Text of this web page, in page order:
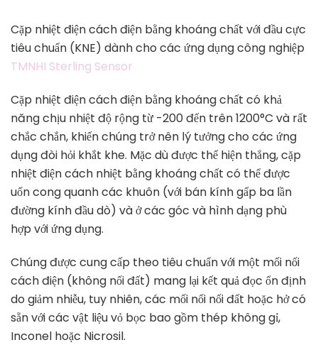
Cặp nhiệt điện cách điện bằng khoáng chất với đầu cực
tiêu chuẩn (KNE) dành cho các ứng dụng công nghiệp
TMNHI Sterling Sensor
Cặp nhiệt điện cách điện bằng khoáng chất có khả
năng chịu nhiệt độ rộng từ -200 đến trên 1200°C và rất
chắc chắn, khiến chúng trở nên lý tưởng cho các ứng
dụng đòi hỏi khắt khe. Mặc dù được thể hiện thẳng, cặp
nhiệt điện cách nhiệt bằng khoáng chất có thể được
uốn cong quanh các khuôn (với bán kính gấp ba lần
đường kính đầu dò) và ở các góc và hình dạng phù
hợp với ứng dụng.
Chúng được cung cấp theo tiêu chuẩn với một mối nối
cách điện (không nối đất) mang lại kết quả đọc ổn định
do giảm nhiễu, tuy nhiên, các mối nối nối đất hoặc hở có
sẵn với các vật liệu vỏ bọc bao gồm thép không gỉ,
Inconel hoặc Nicrosil.